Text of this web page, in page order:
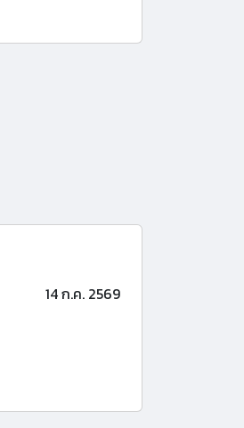
14 ก.ค. 2569